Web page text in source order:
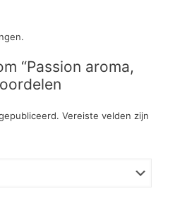
“Passion aroma,
Vereiste velden zijn